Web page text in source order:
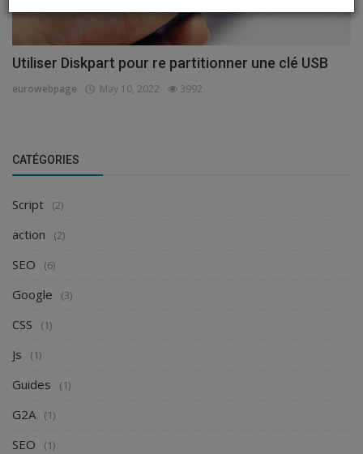
Utiliser Diskpart pour re partitionner une clé USB
eurowebpage May 10, 2022 3992
CATÉGORIES
Script (2)
action (2)
SEO (6)
Google (3)
CSS (1)
Js (1)
Guides (1)
G2A (1)
SEO (1)